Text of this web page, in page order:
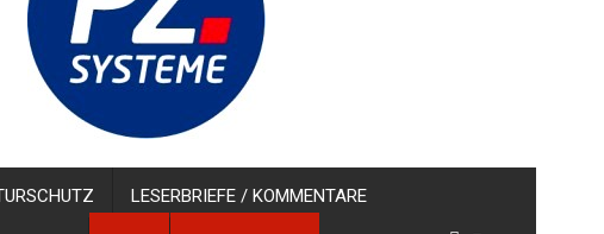
LESERBRIEFE / KOMMENTARE